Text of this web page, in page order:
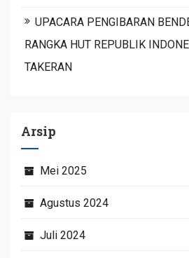
UPACARA PENGIBARAN
RANGKA HUT REPUBLIK
TAKERAN
Arsip
Mei 2025
Agustus 2024
Juli 2024